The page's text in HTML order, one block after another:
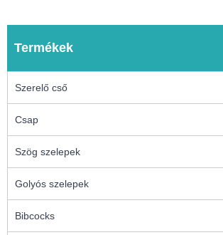
Termékek
Szerelő cső
Csap
Szög szelepek
Golyós szelepek
Bibcocks